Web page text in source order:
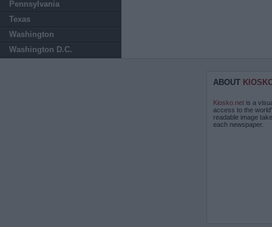
Pennsylvania
Texas
Washington
Washington D.C.
ABOUT
Kiosko.net is a
access to the
readable image
each newspaper.